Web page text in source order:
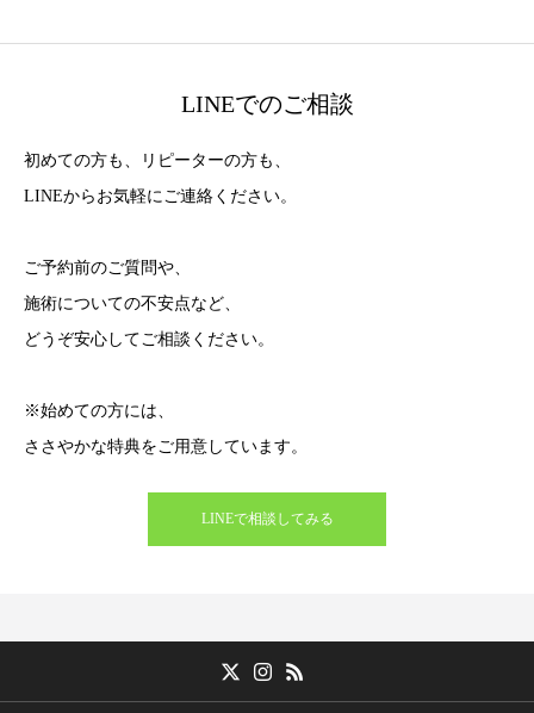
LINEでのご相談
初めての方も、リピーターの方も、
LINEからお気軽にご連絡ください。
ご予約前のご質問や、
施術についての不安点など、
どうぞ安心してご相談ください。
※始めての方には、
ささやかな特典をご用意しています。
LINEで相談してみる